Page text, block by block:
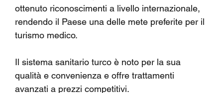
ottenuto riconoscimenti a livello internazionale,
rendendo il Paese una delle mete preferite per il
turismo medico.
Il sistema sanitario turco è noto per la sua
qualità e convenienza e offre trattamenti
avanzati a prezzi competitivi.